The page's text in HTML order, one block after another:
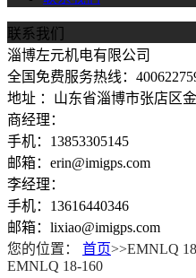
联系我们
淄博左元机电有限公司
全国免费服务热线：
地址 ：山东省淄博市张店区
商经理：
手机：13853305145
邮箱：erin@imigps.com
李经理：
手机：13616440346
邮箱：lixiao@imigps.com
您的位置：
首页>>EMNLQ
EMNLQ 18-160